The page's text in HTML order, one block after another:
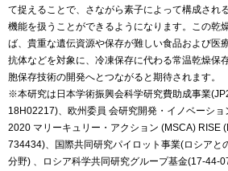
て捉えることで、さながら素子によって構成され
機能を扱うことができるようになります。この乾
ば、貴重な遺伝資源や保存が難しい食品および医
抗体などを対象に、冷凍保存に代わる常温乾燥保
胞保存技術の開発へとつながると期待されます。
※本研究は日本学術振興会科学研究費助成事業
18H02217)、欧州委員 会研究開発・イノベーシ
2020 マリーキュリー・アクション (MSCA) RISE
734434)、国際共同研究パイロット事業(ロシアと
分野) 、ロシア科学共同研究グループ基金(17-44-